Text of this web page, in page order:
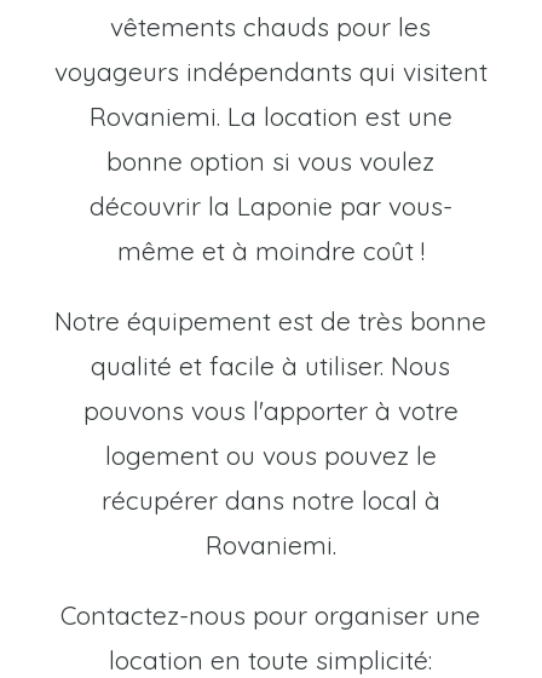
vêtements chauds pour les
voyageurs indépendants qui visitent
Rovaniemi. La location est une
bonne option si vous voulez
découvrir la Laponie par vous-
même et à moindre coût !
Notre équipement est de très bonne
qualité et facile à utiliser. Nous
pouvons vous l'apporter à votre
logement ou vous pouvez le
récupérer dans notre local à
Rovaniemi.
Contactez-nous pour organiser une
location en toute simplicité: